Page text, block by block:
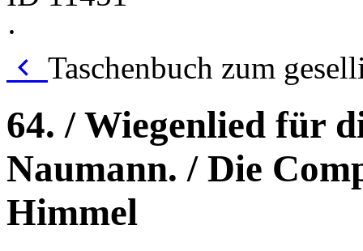
·
Taschenbuch zum
64. / Wiegenlied für
Naumann. / Die
Himmel